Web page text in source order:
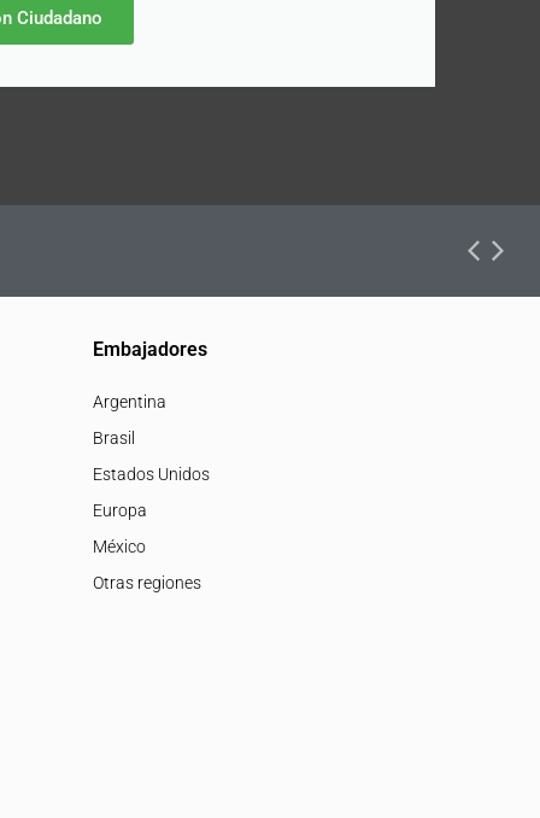
Ciudadano
Embajadores
Argentina
Brasil
Estados Unidos
Europa
México
Otras regiones